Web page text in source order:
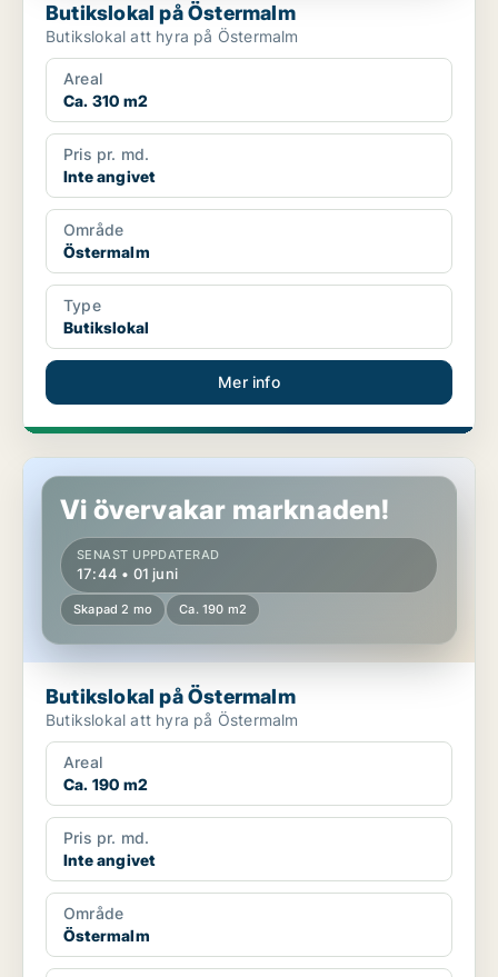
Butikslokal på Östermalm
Butikslokal att hyra på Östermalm
Areal
Ca. 310 m2
Pris pr. md.
Inte angivet
Område
Östermalm
Type
Butikslokal
Mer info
Butikslokal på Östermalm
Vi övervakar marknaden!
SENAST UPPDATERAD
17:44 • 01 juni
Skapad 2 mo Ca. 190 m2
Butikslokal på Östermalm
Butikslokal att hyra på Östermalm
Areal
Ca. 190 m2
Pris pr. md.
Inte angivet
Område
Östermalm